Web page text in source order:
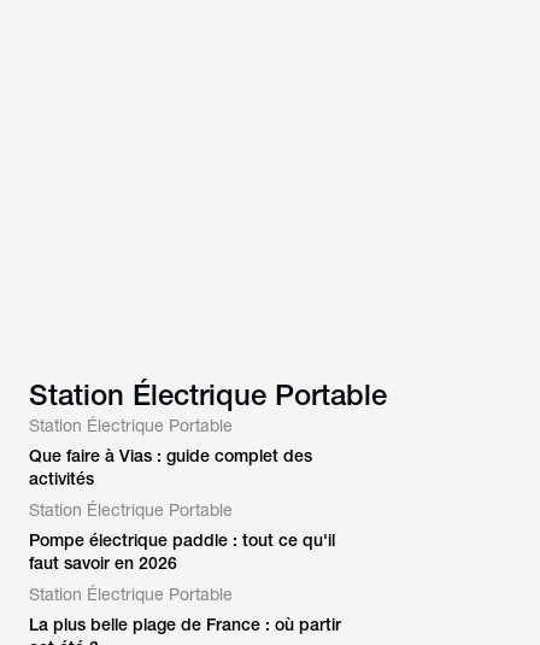
Station Électrique Portable
Station Électrique Portable
Que faire à Vias : guide complet des
activités
Station Électrique Portable
Pompe électrique paddle : tout ce qu'il
faut savoir en 2026
Station Électrique Portable
La plus belle plage de France : où partir